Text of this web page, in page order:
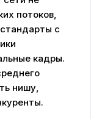
потоков,
с
кадры.
нишу,